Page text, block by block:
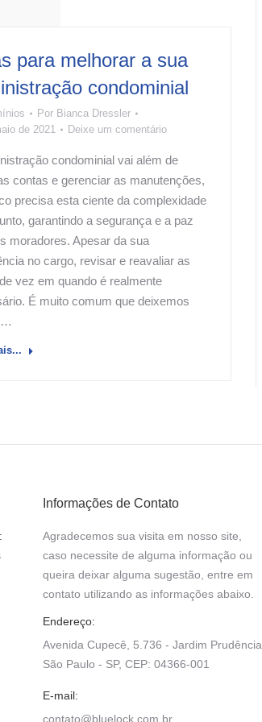
para melhorar a sua
condominial
Por Bianca Dressler
de 2021
Deixe um comentário
condominial vai além de
contas e gerenciar as manutenções,
precisa esta ciente da complexidade
garantindo a segurança e a paz
moradores. Apesar da sua
no cargo, revisar e reavaliar as
vez em quando é realmente
É muito comum que deixemos
Informações de Contato
Agradecemos sua visita em nosso site,
caso necessite de alguma informação ou
queira deixar alguma sugestão, entre em
contato utilizando as informações abaixo.
Endereço:
Avenida Cupecê, 5.736 - Jardim Prudência,
São Paulo - SP, CEP: 04366-001
E-mail:
contato@bluelock.com.br